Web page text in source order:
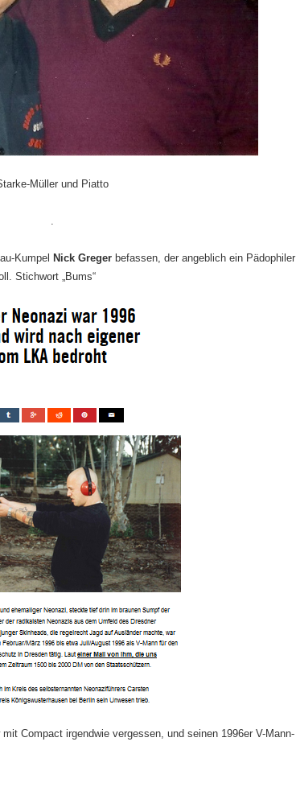
Müller und Piatto
Kumpel Nick Greger befassen, der angeblich ein Pädophiler
Stichwort „Bums“
Compact irgendwie vergessen, und seinen 1996er V-Mann-